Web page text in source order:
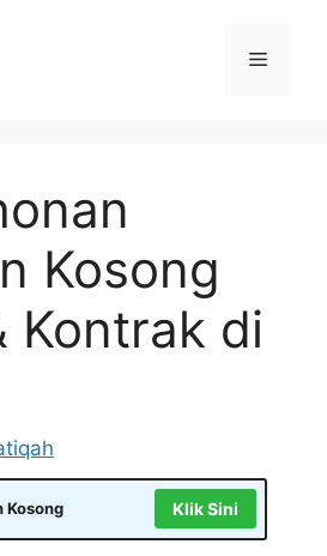
Menu
Kosong
Kontrak di
Kosong Klik Sini